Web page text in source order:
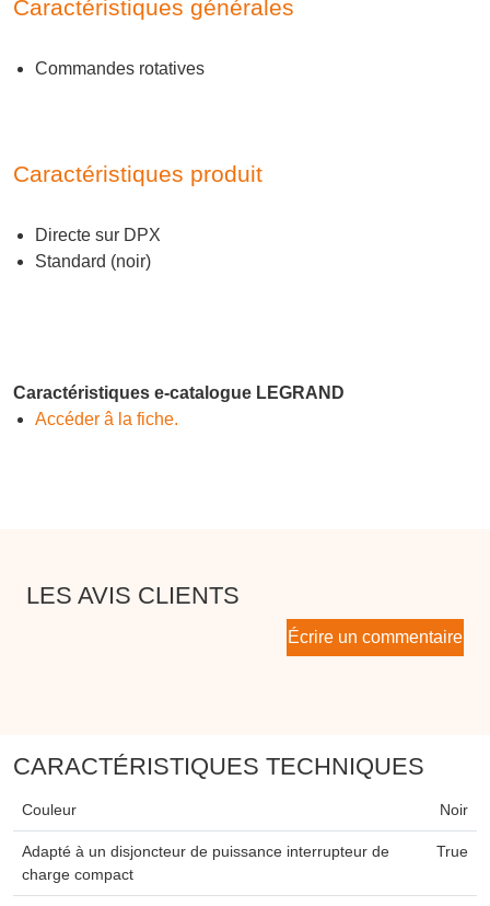
Caractéristiques générales
Commandes rotatives
Caractéristiques produit
Directe sur DPX
Standard (noir)
Caractéristiques e-catalogue LEGRAND
Accéder â la fiche.
LES AVIS CLIENTS
Écrire un commentaire
CARACTÉRISTIQUES TECHNIQUES
Couleur Noir
Adapté à un disjoncteur de puissance interrupteur de
charge compact
True